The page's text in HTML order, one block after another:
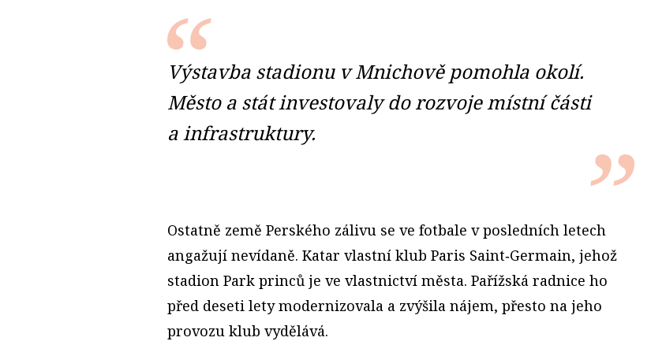
Výstavba stadionu v Mnichově pomohla okolí.
Město a stát investovaly do rozvoje místní části
a infrastruktury.
Ostatně země Perského zálivu se ve fotbale v posledních letech
angažují nevídaně. Katar vlastní klub Paris Saint‑Germain, jehož
stadion Park princů je ve vlastnictví města. Pařížská radnice ho
před deseti lety modernizovala a zvýšila nájem, přesto na jeho
provozu klub vydělává.